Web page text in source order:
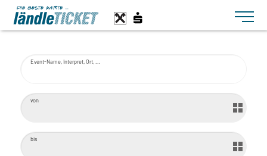
Toggle
Event-Name, Interpret, Ort, ...
von
bis